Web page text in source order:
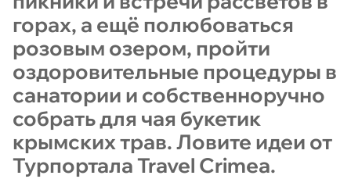
горах, а ещё полюбоваться
розовым озером, пройти
оздоровительные процедуры в
санатории и собственноручно
собрать для чая букетик
крымских трав. Ловите идеи от
Турпортала Travel Crimea.